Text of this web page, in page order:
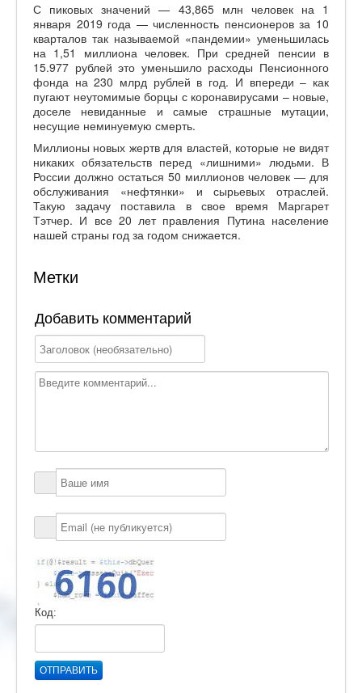
С пиковых значений — 43,865 млн человек на 1
января 2019 года — численность пенсионеров за 10
кварталов так называемой «пандемии» уменьшилась
на 1,51 миллиона человек. При средней пенсии в
15.977 рублей это уменьшило расходы Пенсионного
фонда на 230 млрд рублей в год. И впереди – как
пугают неутомимые борцы с коронавирусами – новые,
доселе невиданные и самые страшные мутации,
несущие неминуемую смерть.
Миллионы новых жертв для властей, которые не видят
никаких обязательств перед «лишними» людьми. В
России должно остаться 50 миллионов человек — для
обслуживания «нефтянки» и сырьевых отраслей.
Такую задачу поставила в свое время Маргарет
Тэтчер. И все 20 лет правления Путина население
нашей страны год за годом снижается.
Метки
Добавить комментарий
Код:
ОТПРАВИТЬ